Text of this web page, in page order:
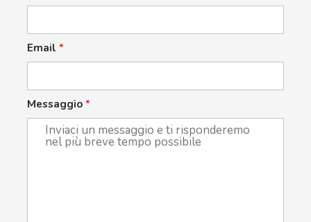
Email *
Messaggio *